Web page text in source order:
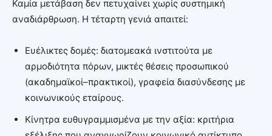
Καμία μετάβαση δεν πετυχαίνει χωρίς συστημική
αναδιάρθρωση. Η τέταρτη γενιά απαιτεί:
Ευέλικτες δομές: διατομεακά ινστιτούτα με
αρμοδιότητα πόρων, μικτές θέσεις προσωπικού
(ακαδημαϊκοί–πρακτικοί), γραφεία διασύνδεσης με
κοινωνικούς εταίρους.
Κίνητρα ευθυγραμμισμένα με την αξία: κριτήρια